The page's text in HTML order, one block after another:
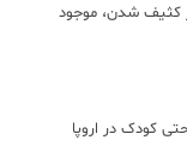
کثیف شدن، موجود
کودک در اروپا